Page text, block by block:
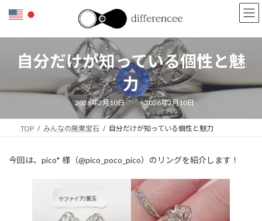
ン
キ
ー
に
自分だけが知っている個性と魅
力
2026年2月10日
最
終
更
新
日
2026年2月10日
TOP みんなの廃棄宝石 自分だけが知っている個性と魅力
今回は、pico* 様（@pico_poco_pico）のリングを紹介します！